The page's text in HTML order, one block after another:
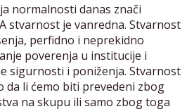
normalnosti danas znači
stvarnost je vanredna. Stvarnost
perfidno i neprekidno
poverenja u institucije i
sigurnosti i poniženja. Stvarnost
da li ćemo biti prevedeni zbog
na skupu ili samo zbog toga